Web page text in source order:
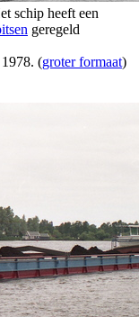
schip heeft een
geregeld
(groter formaat)